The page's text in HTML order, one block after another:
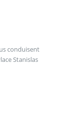
conduisent
Stanislas